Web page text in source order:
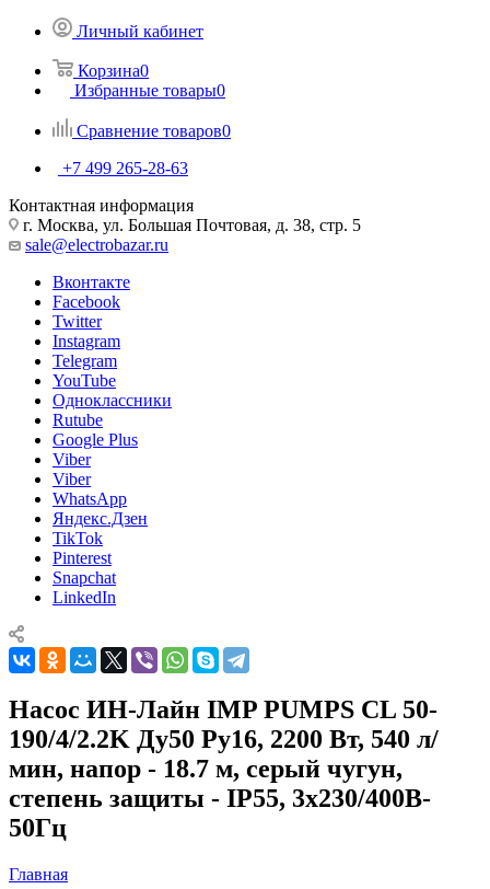
Личный кабинет
Корзина0
Избранные товары0
Сравнение товаров0
+7 499 265-28-63
Контактная информация
г. Москва, ул. Большая Почтовая, д. 38, стр. 5
sale@electrobazar.ru
Вконтакте
Facebook
Twitter
Instagram
Telegram
YouTube
Одноклассники
Rutube
Google Plus
Viber
Viber
WhatsApp
Яндекс.Дзен
TikTok
Pinterest
Snapchat
LinkedIn
Насос ИН-Лайн IMP PUMPS CL 50-
190/4/2.2K Ду50 Ру16, 2200 Вт, 540 л/
мин, напор - 18.7 м, серый чугун,
степень защиты - IP55, 3x230/400B-
50Гц
Главная